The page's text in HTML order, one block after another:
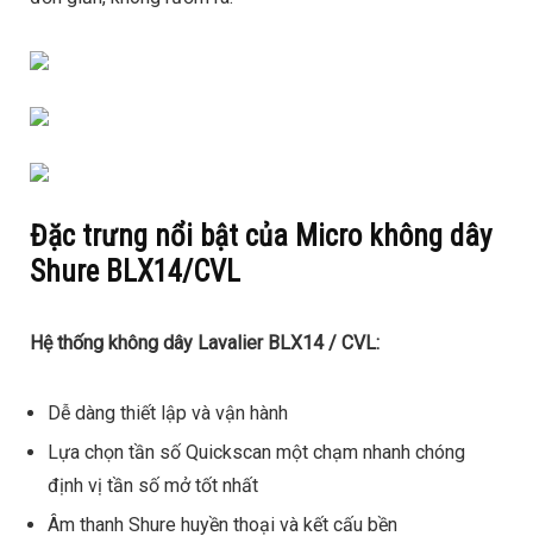
Đặc trưng nổi bật của Micro không dây
Shure BLX14/CVL
Hệ thống không dây Lavalier BLX14 / CVL:
Dễ dàng thiết lập và vận hành
Lựa chọn tần số Quickscan một chạm nhanh chóng
định vị tần số mở tốt nhất
Âm thanh Shure huyền thoại và kết cấu bền